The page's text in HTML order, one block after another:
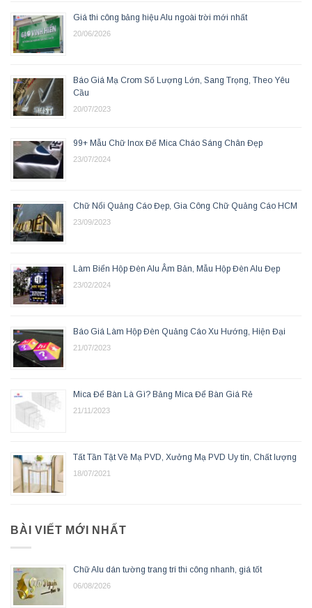
Giá thi công bảng hiệu Alu ngoài trời mới nhất
20/06/2026
Báo Giá Mạ Crom Số Lượng Lớn, Sang Trọng, Theo Yêu
Cầu
20/07/2023
99+ Mẫu Chữ Inox Đế Mica Cháo Sáng Chân Đẹp
23/07/2024
Chữ Nổi Quảng Cáo Đẹp, Gia Công Chữ Quảng Cáo HCM
23/09/2023
Làm Biển Hộp Đèn Alu Âm Bản, Mẫu Hộp Đèn Alu Đẹp
23/02/2024
Báo Giá Làm Hộp Đèn Quảng Cáo Xu Hướng, Hiện Đại
21/07/2023
Mica Để Bàn Là Gì? Bảng Mica Để Bàn Giá Rẻ
21/11/2023
Tất Tần Tật Về Mạ PVD, Xưởng Mạ PVD Uy tín, Chất lượng
18/07/2021
BÀI VIẾT MỚI NHẤT
Chữ Alu dán tường trang trí thi công nhanh, giá tốt
06/08/2026